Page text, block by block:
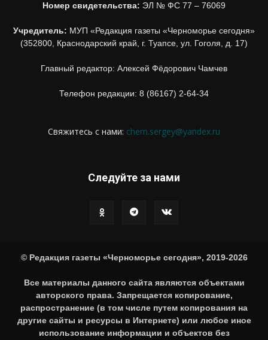
Номер свидетельства: ЭЛ № ФС 77 – 76069
Учредитель: МУП «Редакция газеты «Черноморье сегодня»
(352800, Краснодарский край, г. Туапсе, ул. Гоголя, д. 17)
Главный редактор: Алексей Фёдорович Чамчев
Телефон редакции: 8 (86167) 2-64-34
Свяжитесь с нами: chern.sergey@yandex.ru
Следуйте за нами
© Редакция газеты «Черноморье сегодня», 2019-2026
Все материалы данного сайта являются объектами
авторского права. Запрещается копирование,
распространение (в том числе путем копирования на
другие сайты и ресурсы в Интернете) или любое иное
использование информации и объектов без